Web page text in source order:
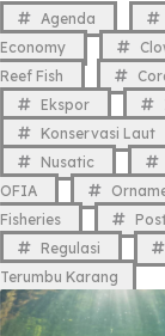
Agenda
Economy
Reef Fish
Ekspor
Konservasi Laut
Nusatic
OFIA
Fisheries
Regulasi
Terumbu Karang